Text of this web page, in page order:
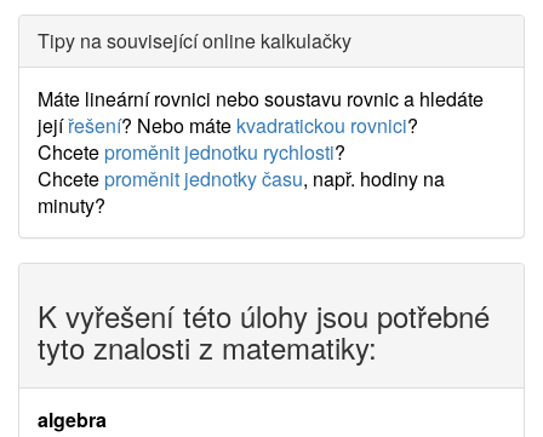
Tipy na související online kalkulačky
Máte lineární rovnici nebo soustavu rovnic a hledáte
jejířešení? Nebo máte kvadratickou rovnici?
Chceteproměnit jednotku rychlosti?
Chceteproměnit jednotky času, např. hodiny na
minuty?
K vyřešení této úlohy jsou potřebné
tyto znalosti z matematiky:
algebra